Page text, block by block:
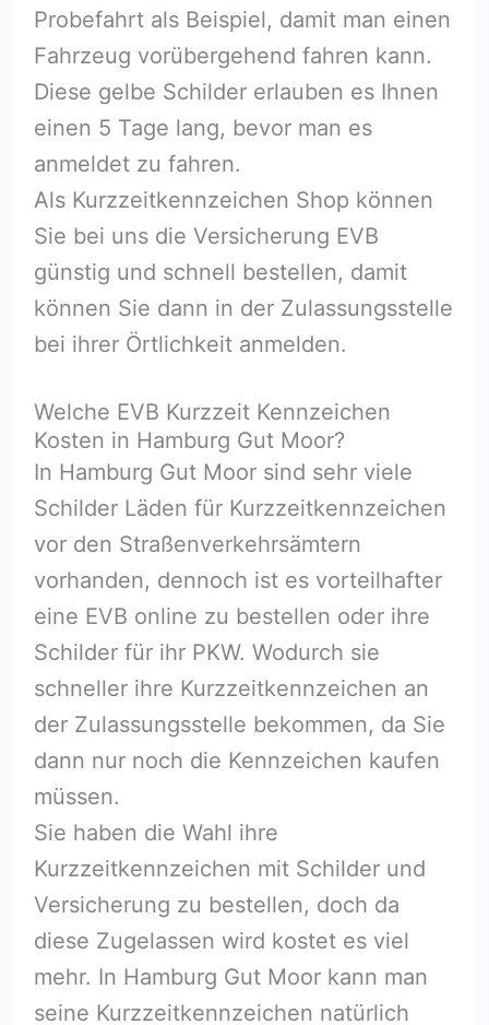
Probefahrt als Beispiel, damit man einen
Fahrzeug vorübergehend fahren kann.
Diese gelbe Schilder erlauben es Ihnen
einen 5 Tage lang, bevor man es
anmeldet zu fahren.
Als Kurzzeitkennzeichen Shop können
Sie bei uns die Versicherung EVB
günstig und schnell bestellen, damit
können Sie dann in der Zulassungsstelle
bei ihrer Örtlichkeit anmelden.
Welche EVB Kurzzeit Kennzeichen
Kosten in Hamburg Gut Moor?
In Hamburg Gut Moor sind sehr viele
Schilder Läden für Kurzzeitkennzeichen
vor den Straßenverkehrsämtern
vorhanden, dennoch ist es vorteilhafter
eine EVB online zu bestellen oder ihre
Schilder für ihr PKW. Wodurch sie
schneller ihre Kurzzeitkennzeichen an
der Zulassungsstelle bekommen, da Sie
dann nur noch die Kennzeichen kaufen
müssen.
Sie haben die Wahl ihre
Kurzzeitkennzeichen mit Schilder und
Versicherung zu bestellen, doch da
diese Zugelassen wird kostet es viel
mehr. In Hamburg Gut Moor kann man
seine Kurzzeitkennzeichen natürlich